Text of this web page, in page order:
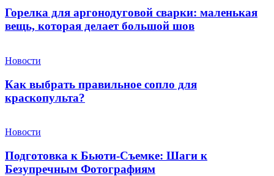
Горелка для аргонодуговой сварки: маленькая
вещь, которая делает большой шов
Новости
Как выбрать правильное сопло для
краскопульта?
Новости
Подготовка к Бьюти-Съемке: Шаги к
Безупречным Фотографиям